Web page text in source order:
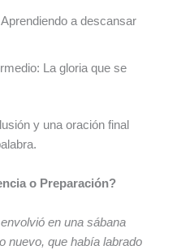
a descansar
La gloria que se
y una oración final
o Preparación?
en una sábana
nuevo, que había labrado